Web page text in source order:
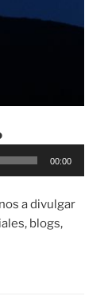
00:00
a divulgar
blogs,